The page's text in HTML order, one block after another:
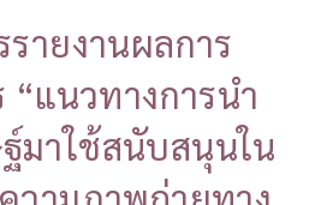
ายงานผลการ
“แนวทางการนำ
าใช้สนับสนุนใน